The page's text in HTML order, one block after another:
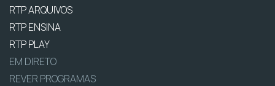
RTP ARQUIVOS
RTP ENSINA
RTP PLAY
EM DIRETO
REVER PROGRAMAS